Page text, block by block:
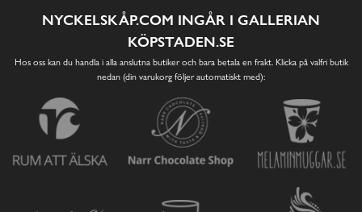
NYCKELSKÅP.COM INGÅR I GALLERIAN
KÖPSTADEN.SE
Hos oss kan du handla i alla anslutna butiker och bara betala en frakt. Klicka på valfri butik
nedan (din varukorg följer automatiskt med):